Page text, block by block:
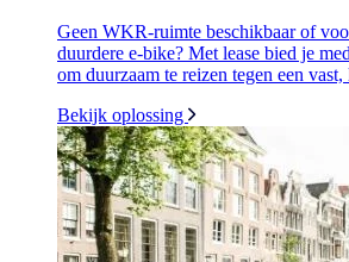
Geen WKR-ruimte beschikbaar of
duurdere e-bike? Met lease bied je
om duurzaam te reizen tegen een vast,
Bekijk oplossing